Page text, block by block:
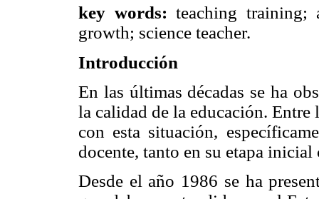
key words: teaching training;
growth; science teacher.
Introducción
En las últimas décadas se ha
la calidad de la educación.
con esta situación,
docente, tanto en su etapa
Desde el año 1986 se ha